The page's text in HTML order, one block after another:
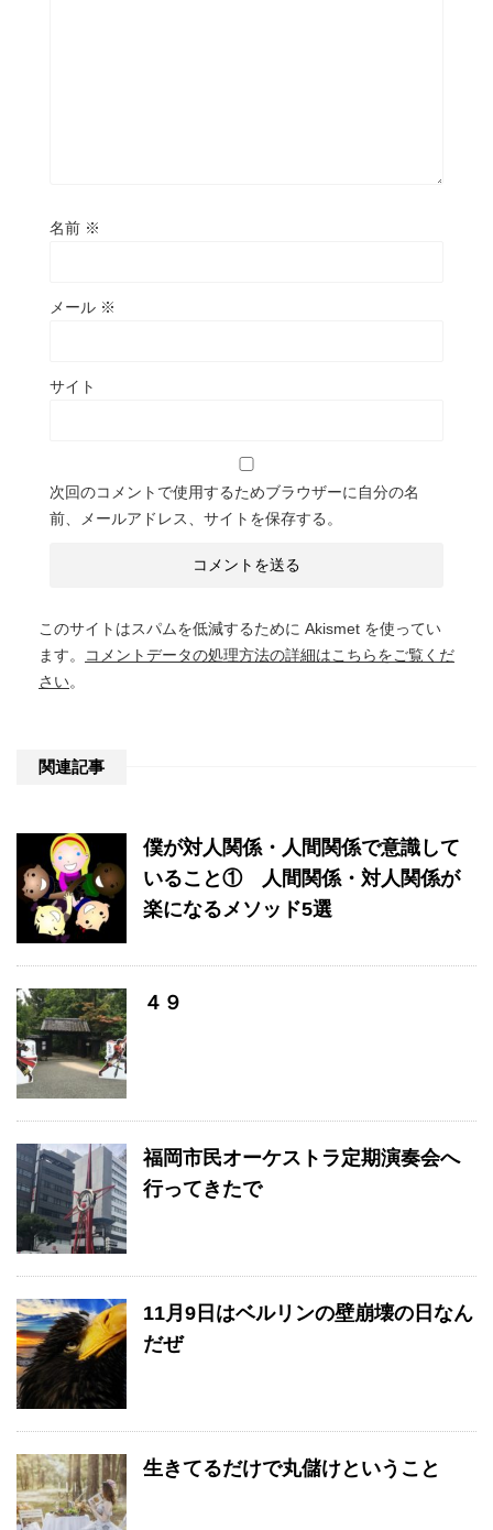
名前 ※
メール ※
サイト
次回のコメントで使用するためブラウザーに自分の名
前、メールアドレス、サイトを保存する。
このサイトはスパムを低減するために Akismet を使ってい
ます。
コメントデータの処理方法の詳細はこちらをご覧くだ
さい。
関連記事
僕が対人関係・人間関係で意識して
いること① 人間関係・対人関係が
楽になるメソッド5選
４９
福岡市民オーケストラ定期演奏会へ
行ってきたで
11月9日はベルリンの壁崩壊の日なん
だぜ
生きてるだけで丸儲けということ